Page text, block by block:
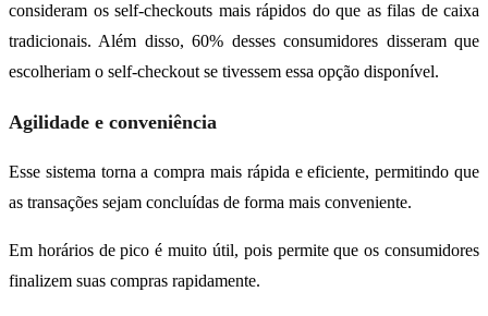
consideram os self-checkouts mais rápidos do que as filas de caixa
tradicionais. Além disso, 60% desses consumidores disseram que
escolheriam o self-checkout se tivessem essa opção disponível.
Agilidade e conveniência
Esse sistema torna a compra mais rápida e eficiente, permitindo que
as transações sejam concluídas de forma mais conveniente.
Em horários de pico é muito útil, pois permite que os consumidores
finalizem suas compras rapidamente.